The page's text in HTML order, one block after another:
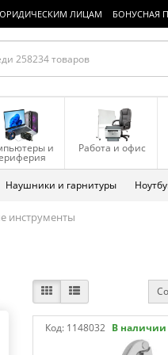
ЛИЦАМ БОНУСНАЯ
и Работа и офис
Наушники и гарнитуры
инструменты
Код: 1148032 В наличии